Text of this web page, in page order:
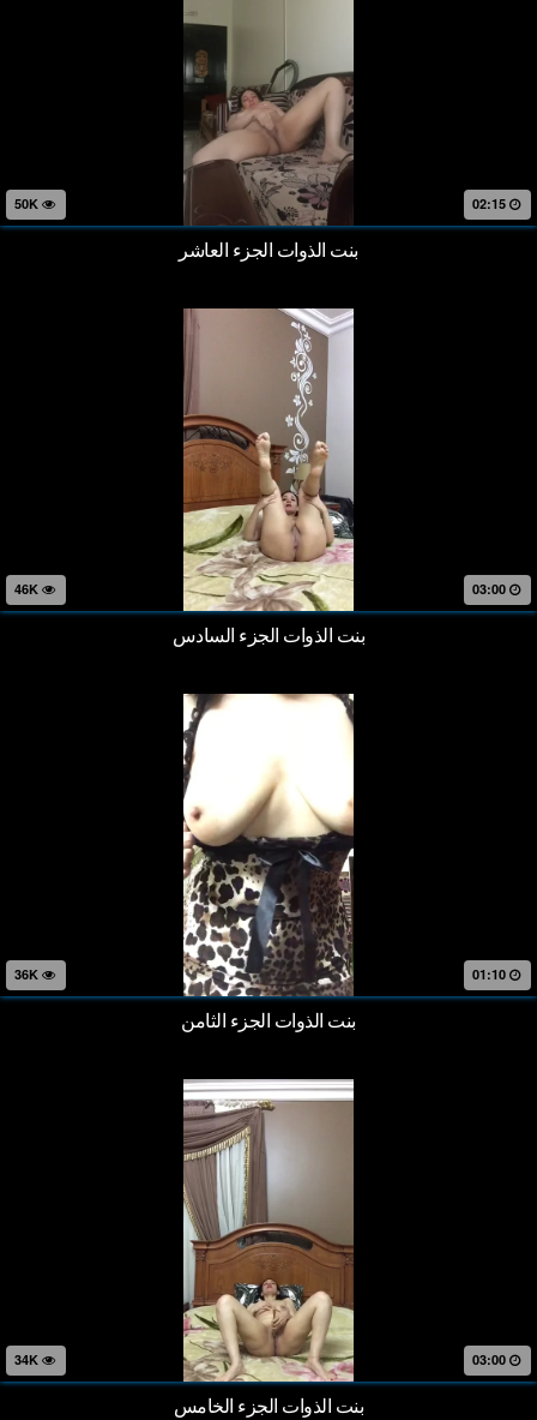
02:15
بنت الذوات الجزء العاشر
03:00
بنت الذوات الجزء السادس
01:10
بنت الذوات الجزء الثامن
03:00
بنت الذوات الجزء الخامس